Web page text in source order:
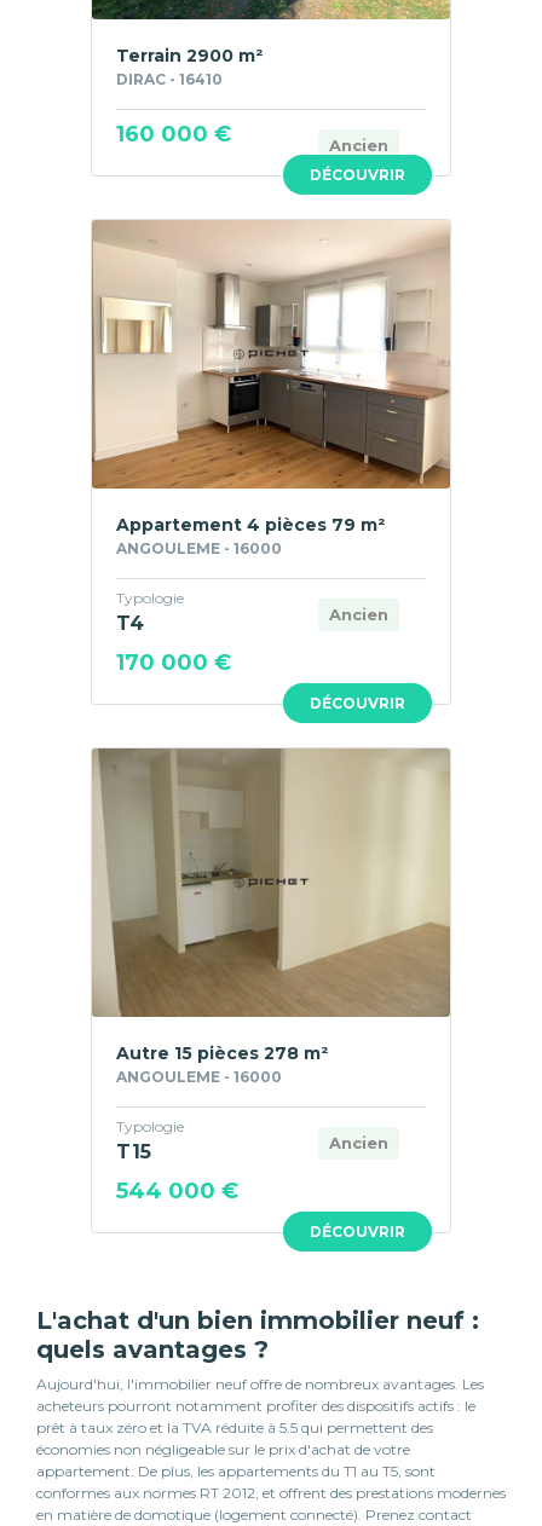
DÉCOUVRIR
Terrain 2900 m²
DIRAC - 16410
Ancien
160 000 €
DÉCOUVRIR
Appartement 4 pièces 79 m²
ANGOULEME - 16000
Ancien
Typologie
T4
170 000 €
DÉCOUVRIR
Autre 15 pièces 278 m²
ANGOULEME - 16000
Ancien
Typologie
T15
544 000 €
L'achat d'un bien immobilier neuf :
quels avantages ?
Aujourd'hui, l'immobilier neuf offre de nombreux avantages. Les
acheteurs pourront notamment profiter des dispositifs actifs : le
prêt à taux zéro et la TVA réduite à 5.5 qui permettent des
économies non négligeable sur le prix d'achat de votre
appartement. De plus, les appartements du T1 au T5, sont
conformes aux normes RT 2012, et offrent des prestations modernes
en matière de domotique (logement connecté). Prenez contact